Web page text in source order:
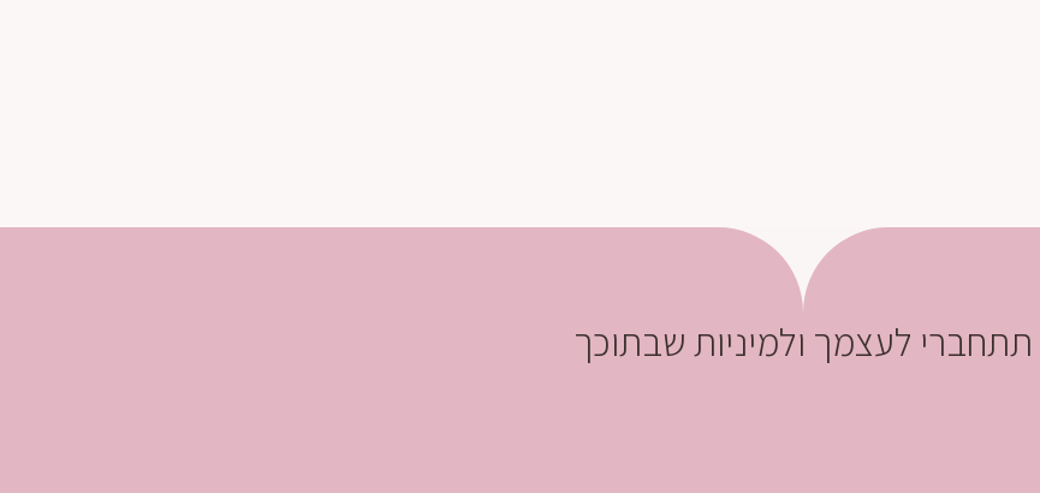
תתחברי לעצמך ולמיניות שבתוכך